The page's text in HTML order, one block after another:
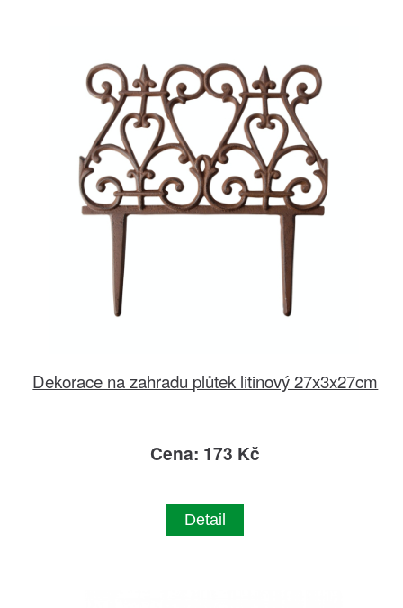
Dekorace na zahradu plůtek litinový 27x3x27cm
Cena: 173 Kč
Detail